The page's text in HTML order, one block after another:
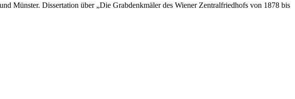
Münster. Dissertation über „Die Grabdenkmäler des Wiener Zentralfriedhofs von 1878 bis